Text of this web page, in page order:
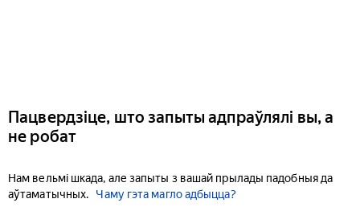
Пацвердзіце, што запыты адпраўлялі вы, а
не робат
Нам вельмі шкада, але запыты з вашай прылады падобныя да
аўтаматычных.
Чаму гэта магло адбыцца?